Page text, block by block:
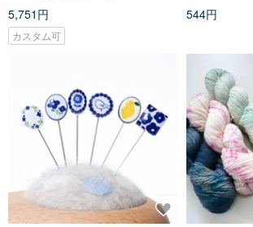
5,751円
カスタム可
544円